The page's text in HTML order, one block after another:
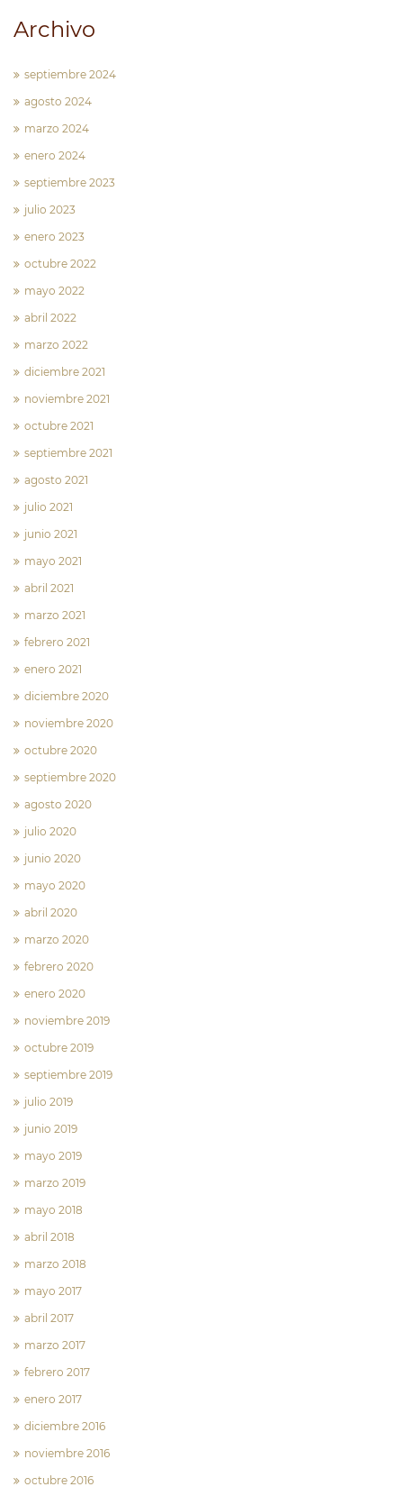
Archivo
septiembre 2024
agosto 2024
marzo 2024
enero 2024
septiembre 2023
julio 2023
enero 2023
octubre 2022
mayo 2022
abril 2022
marzo 2022
diciembre 2021
noviembre 2021
octubre 2021
septiembre 2021
agosto 2021
julio 2021
junio 2021
mayo 2021
abril 2021
marzo 2021
febrero 2021
enero 2021
diciembre 2020
noviembre 2020
octubre 2020
septiembre 2020
agosto 2020
julio 2020
junio 2020
mayo 2020
abril 2020
marzo 2020
febrero 2020
enero 2020
noviembre 2019
octubre 2019
septiembre 2019
julio 2019
junio 2019
mayo 2019
marzo 2019
mayo 2018
abril 2018
marzo 2018
mayo 2017
abril 2017
marzo 2017
febrero 2017
enero 2017
diciembre 2016
noviembre 2016
octubre 2016